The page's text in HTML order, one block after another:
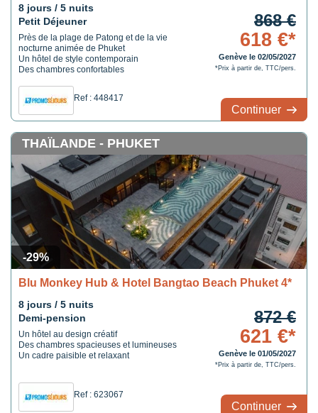
8 jours / 5 nuits
Petit Déjeuner
Près de la plage de Patong et de la vie
nocturne animée de Phuket
Un hôtel de style contemporain
Des chambres confortables
Ref : 448417
868 €
618 €*
Genève le 02/05/2027
*Prix à partir de, TTC/pers.
Continuer
-29%
THAÏLANDE - PHUKET
Blu Monkey Hub & Hotel Bangtao Beach Phuket 4*
8 jours / 5 nuits
Demi-pension
Un hôtel au design créatif
Des chambres spacieuses et lumineuses
Un cadre paisible et relaxant
Ref : 623067
872 €
621 €*
Genève le 01/05/2027
*Prix à partir de, TTC/pers.
Continuer